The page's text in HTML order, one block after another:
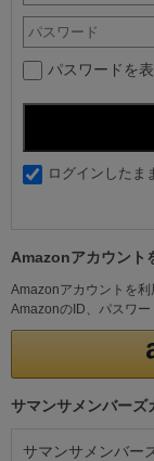
パスワードを
ログインしたま
Amazonアカウント
Amazonアカウントを利
AmazonのID、パスワー
サマンサメンバーズ
サマンサメンバー